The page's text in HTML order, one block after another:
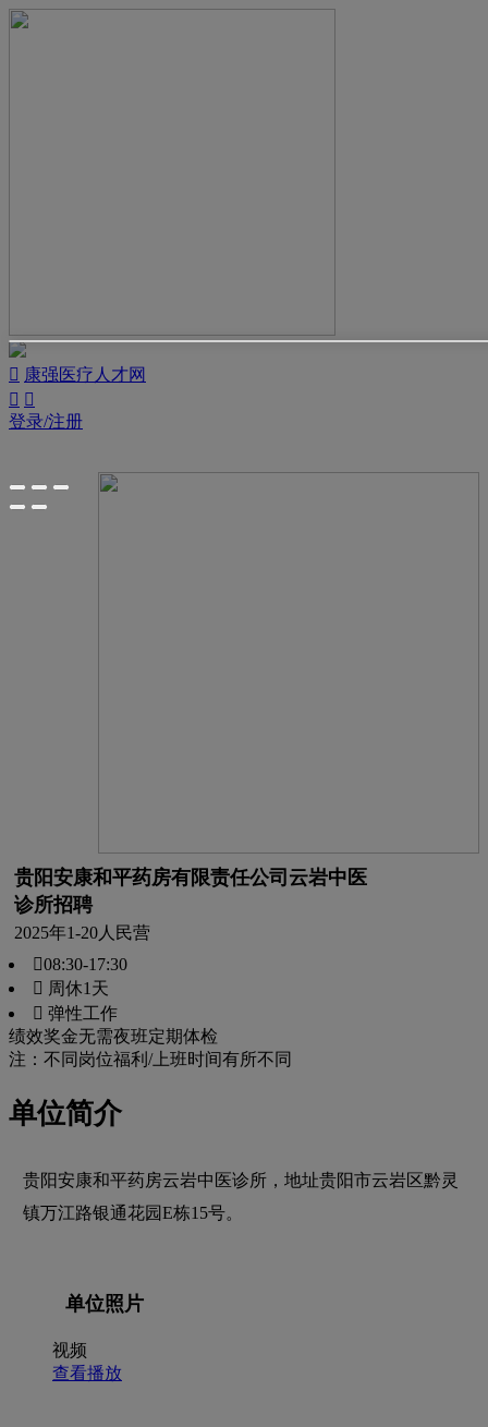
 康强医疗人才网
 
登录/注册
贵阳安康和平药房有限责任公司云岩中医
诊所招聘
2025年1-20人 民营
08:30-17:30
 周休1天
 弹性工作
绩效奖金无需夜班定期体检
注：不同岗位福利/上班时间有所不同
单位简介
贵阳安康和平药房云岩中医诊所，地址贵阳市云岩区黔灵
镇万江路银通花园E栋15号。
单位照片
视频
查看播放